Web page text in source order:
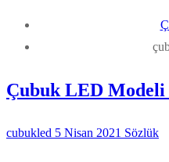
Çubuk LED Modeli
cubukled 5 Nisan 2021 Sözlük